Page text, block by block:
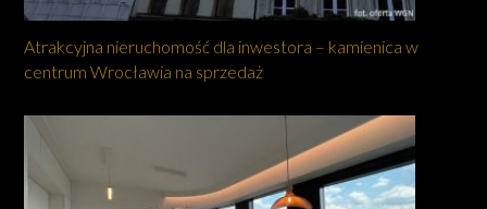
Atrakcyjna nieruchomość dla inwestora – kamienica w
centrum Wrocławia na sprzedaż